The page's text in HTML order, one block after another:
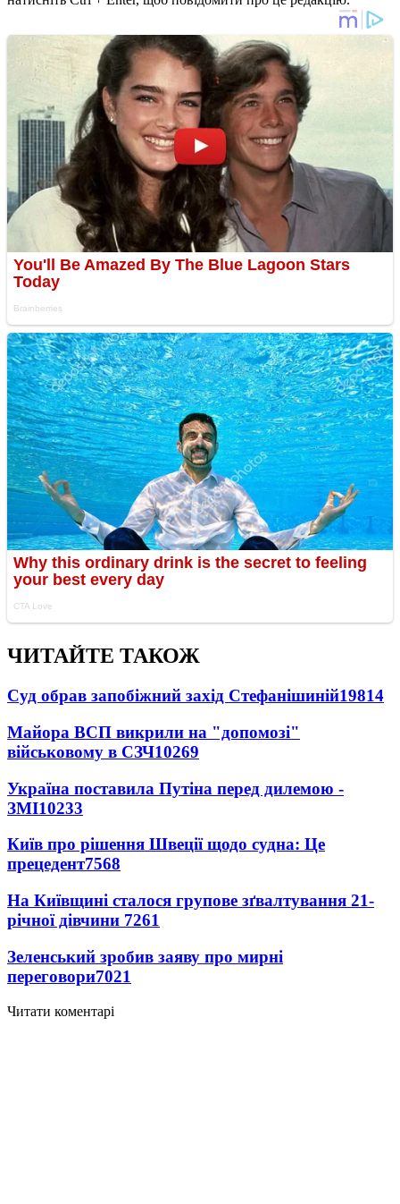
ЧИТАЙТЕ ТАКОЖ
Суд обрав запобіжний захід Стефанішиній19814
Майора ВСП викрили на "допомозі"
військовому в СЗЧ10269
Україна поставила Путіна перед дилемою -
ЗМІ10233
Київ про рішення Швеції щодо судна: Це
прецедент7568
На Київщині сталося групове зґвалтування 21-
річної дівчини 7261
Зеленський зробив заяву про мирні
переговори7021
Читати коментарі